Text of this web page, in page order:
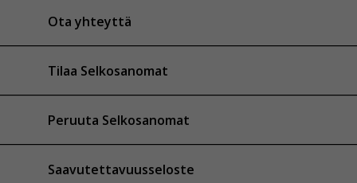
Ota yhteyttä
Tilaa Selkosanomat
Peruuta Selkosanomat
Saavutettavuusseloste